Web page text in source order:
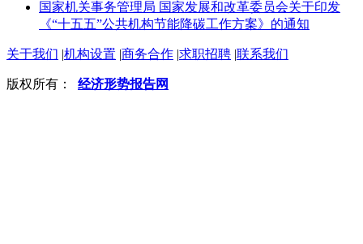
国家机关事务管理局 国家发展和改革委员会关于印发
《“十五五”公共机构节能降碳工作方案》的通知
关于我们 |机构设置 |商务合作 |求职招聘 |联系我们
版权所有： 经济形势报告网